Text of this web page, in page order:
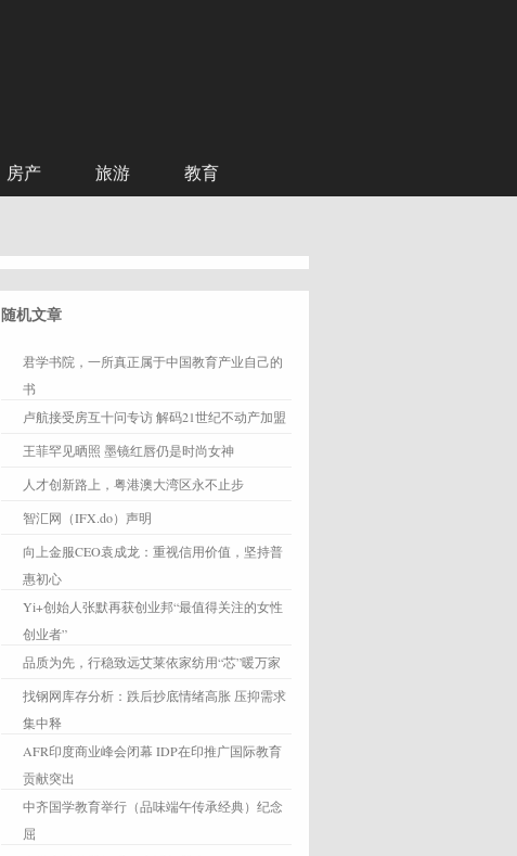
房产 旅游 教育
随机文章
君学书院，一所真正属于中国教育产业自己的
书
卢航接受房互十问专访 解码21世纪不动产加盟
王菲罕见晒照 墨镜红唇仍是时尚女神
人才创新路上，粤港澳大湾区永不止步
智汇网（IFX.do）声明
向上金服CEO袁成龙：重视信用价值，坚持普
惠初心
Yi+创始人张默再获创业邦“最值得关注的女性
创业者”
品质为先，行稳致远艾莱依家纺用“芯”暖万家
找钢网库存分析：跌后抄底情绪高胀 压抑需求
集中释
AFR印度商业峰会闭幕 IDP在印推广国际教育
贡献突出
中齐国学教育举行（品味端午传承经典）纪念
屈